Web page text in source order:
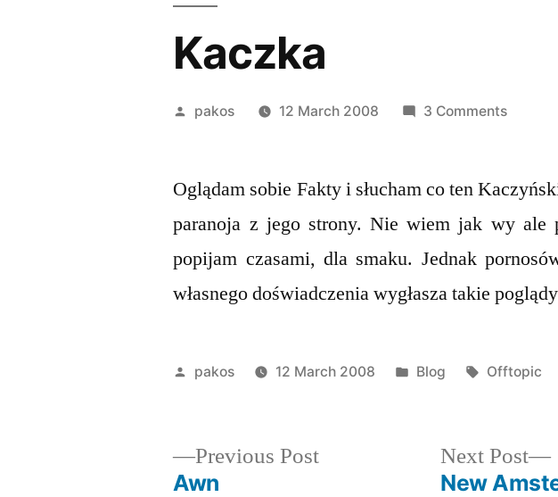
Kaczka
Posted
pakos 12 March 2008 3 Commentson
Oglądam sobie Fakty i słucham co ten
paranoja z jego strony. Nie wiem jak wy ale
popijam czasami, dla smaku. Jednak
własnego doświadczenia wygłasza takie
Posted
pakos 12 March 2008
Posted
Blog Tags:
Offtopic
Previous PostPrevious
Awn
Next Post
New